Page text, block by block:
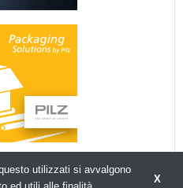
X
utilizzati si avvalgono